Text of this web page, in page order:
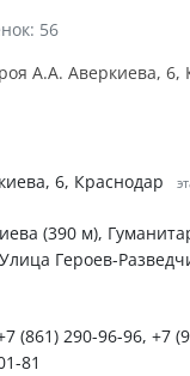
56
А.А. Аверкиева,
6, Краснодар
(390 м),
Героев-
(861) 290-96-96, +7
81